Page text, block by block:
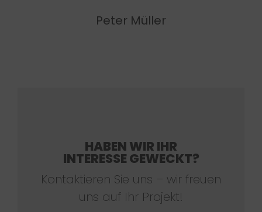
Peter Müller
HABEN WIR IHR
INTERESSE GEWECKT?
Kontaktieren Sie uns – wir freuen
uns auf Ihr Projekt!